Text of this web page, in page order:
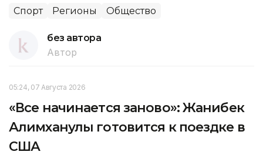
Спорт Регионы Общество
без автора
Автор
05:24, 07 Августа 2026
«Все начинается заново»: Жанибек
Алимханулы готовится к поездке в
США